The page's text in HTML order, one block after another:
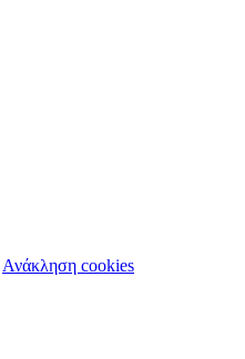
Ανάκληση cookies